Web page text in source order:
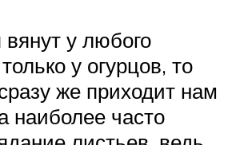
у любого
у огурцов, то
же приходит нам
наиболее часто